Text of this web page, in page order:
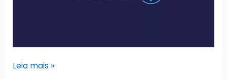
Como
Leia mais »